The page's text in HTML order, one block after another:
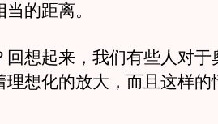
的距离。
想起来，我们有些人对于
理想化的放大，而且这样的